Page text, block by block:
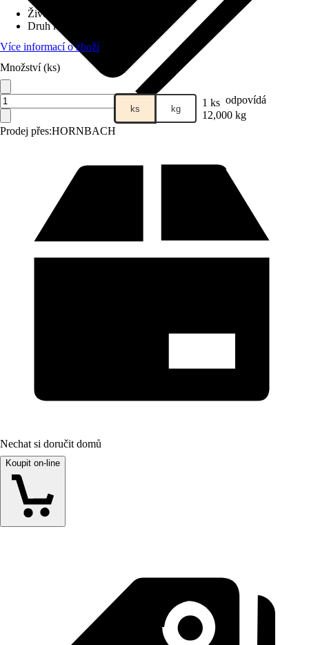
Prodej přes:HORNBACH
Životní fáze
Druh krmiva
Kompletní krmivo
Více informací o zboží
Množství (ks)
ks kg 1 ks odpovídá
12,000 kg
Nechat si doručit domů
Koupit on-line